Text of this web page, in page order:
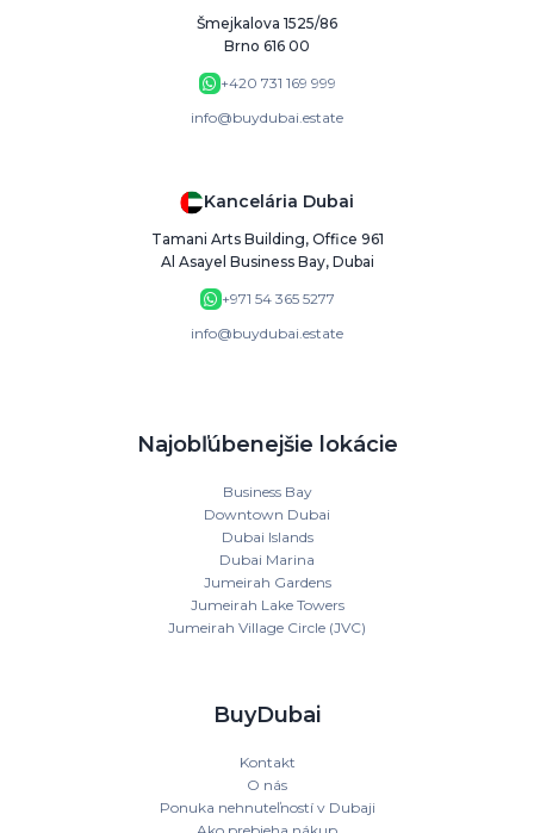
Šmejkalova 1525/86
Brno 616 00
+420 731 169 999
info@buydubai.estate
Kancelária Dubai
Tamani Arts Building, Office 961
Al Asayel Business Bay, Dubai
+971 54 365 5277
info@buydubai.estate
Najobľúbenejšie lokácie
Business Bay
Downtown Dubai
Dubai Islands
Dubai Marina
Jumeirah Gardens
Jumeirah Lake Towers
Jumeirah Village Circle (JVC)
BuyDubai
Kontakt
O nás
Ponuka nehnuteľností v Dubaji